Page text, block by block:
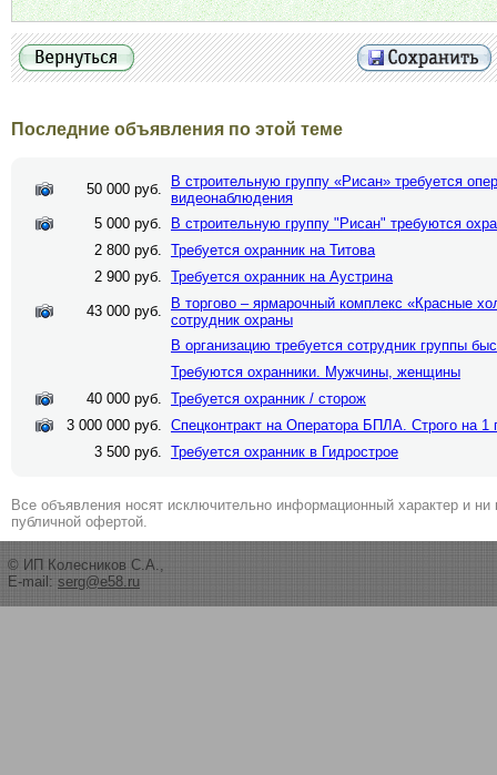
Последние объявления по этой теме
50 000 руб.
В строительную группу «Рисан» требуется
видеонаблюдения
5 000 руб.
В строительную группу "Рисан" требуются
2 800 руб. Требуется охранник на Титова
2 900 руб. Требуется охранник на Аустрина
43 000 руб.
В торгово – ярмарочный комплекс «Красные
сотрудник охраны
В организацию требуется сотрудник группы
Требуются охранники. Мужчины, женщины
40 000 руб. Требуется охранник / сторож
3 000 000 руб. Спецконтракт на Оператора БПЛА. Строго на 1
3 500 руб. Требуется охранник в Гидрострое
Все объявления носят исключительно информационный характер и ни
публичной офертой.
© ИП Колесников С.А.,
E-mail: serg@e58.ru